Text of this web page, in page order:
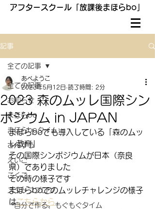
アフタースクール「放課後まほらbo」
記事
全ての記事
お知らせ
まほらbo
まほらboタイム
さんすう
えいご
こくご
スタッフブログ
〝自分で作る〟もぐもぐタイム
全ての記事
2023 森のムッレ国際シン
ポジウム in JAPAN
あべようこ
2023年5月12日 読了時間: 2分
まほらboでも導入している「森のムッ
レ教育」
その国際シンポジウムが日本（奈良
県）でありました
その時の様子です
まほらboでのムッレチャレンジの様子
はこちらから